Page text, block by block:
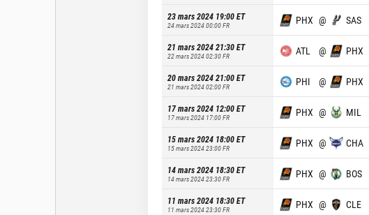
23 mars 2024 19:00ET
24 mars 2024 00:00FR PHX @ SAS
21 mars 2024 21:30ET
22 mars 2024 02:30FR ATL @ PHX
20 mars 2024 21:00ET
21 mars 2024 02:00FR PHI @ PHX
17 mars 2024 12:00ET
17 mars 2024 17:00FR PHX @ MIL
15 mars 2024 18:00ET
15 mars 2024 23:00FR PHX @ CHA
14 mars 2024 18:30ET
14 mars 2024 23:30FR PHX @ BOS
11 mars 2024 18:30ET
11 mars 2024 23:30FR PHX @ CLE